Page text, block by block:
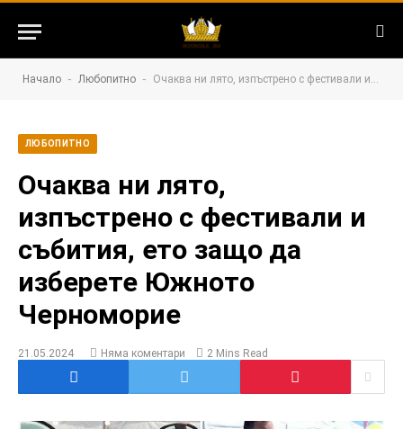
Начало - Любопитно - Очаква ни лято, изпъстрено с фестивали и събития, ето защо да изберете Южното Черноморие
ЛЮБОПИТНО
Очаква ни лято,
изпъстрено с фестивали и
събития, ето защо да
изберете Южното
Черноморие
21.05.2024 Няма коментари 2 Mins Read